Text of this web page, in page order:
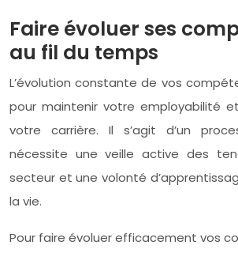
Faire évoluer ses
au fil du temps
L’évolution constante de vos
pour maintenir votre employabilité
votre carrière. Il s’agit d’un
nécessite une veille active des
secteur et une volonté
la vie.
Pour faire évoluer efficacement vos